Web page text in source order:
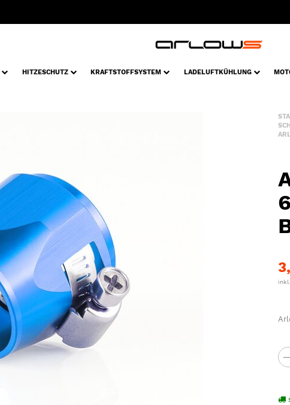
HITZESCHUTZ KRAFTSTOFFSYSTEM LADELUFTKÜHLUNG